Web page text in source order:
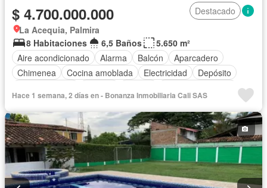
$ 4.700.000.000
Destacado
La Acequia, Palmira
8 Habitaciones
6,5 Baños
5.650 m²
Aire acondicionado
Alarma Balcón
Aparcadero
Chimenea
Cocina amoblada Electricidad
Depósito
Vista panorámica
Estudio Gas natural
Agua
Tanque de agua
Patio
Jardín
Acceso para personas con discapacidad
Vigilante
Área infantil
Barbecue Caseta de vigilancia
Gimnasio
Wifi
Piscina Seguridad privada
Sauna
Permite mascotas
Permite niños Solo familias
Hace 1 semana, 2 días en - Bonanza Inmobiliaria Cali SAS